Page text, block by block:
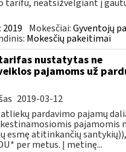
tarifu, neatsižvelgiant į
2019 Mokesčiai:Gyventojų
Mokesčių pakeitimai
tarifas nustatytas ne
pajamoms už
2019-03-12
atliekų pardavimo pajamų
pajamomis
esmę atitinkančių santykių)),
per metus. Į metinę...